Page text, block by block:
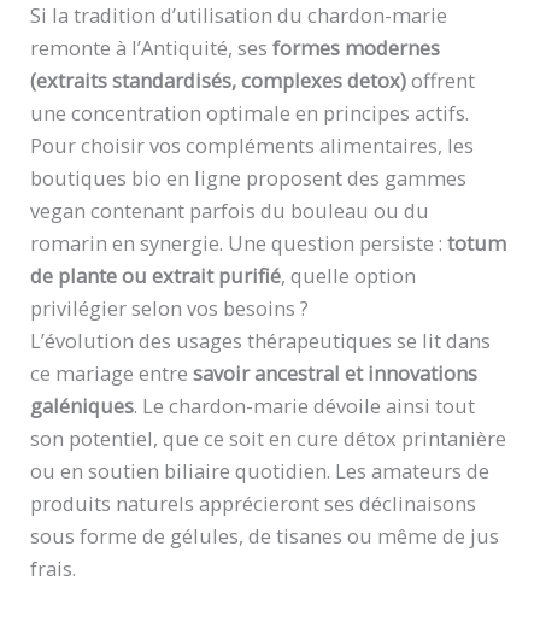
Si la tradition d’utilisation du chardon-marie
remonte à l’Antiquité, sesformes modernes
(extraits standardisés, complexes detox)offrent
une concentration optimale en principes actifs.
Pour choisir vos compléments alimentaires, les
boutiques bio en ligne proposent des gammes
vegan contenant parfois du bouleau ou du
romarin en synergie. Une question persiste :totum
de plante ou extrait purifié, quelle option
privilégier selon vos besoins ?
L’évolution des usages thérapeutiques se lit dans
ce mariage entresavoir ancestral et innovations
galéniques. Le chardon-marie dévoile ainsi tout
son potentiel, que ce soit en cure détox printanière
ou en soutien biliaire quotidien. Les amateurs de
produits naturels apprécieront ses déclinaisons
sous forme de gélules, de tisanes ou même de jus
frais.